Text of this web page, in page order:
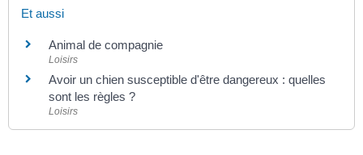
Et aussi
Animal de compagnie
Loisirs
Avoir un chien susceptible d'être dangereux : quelles
sont les règles ?
Loisirs